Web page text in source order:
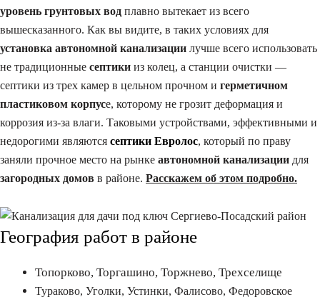
уровень грунтовых вод плавно вытекает из всего
вышесказанного. Как вы видите, в таких условиях для
установка автономной канализации лучше всего использовать
не традиционные септики из колец, а станции очистки —
септики из трех камер в цельном прочном и герметичном
пластиковом корпусе, которому не грозит деформация и
коррозия из-за влаги. Таковыми устройствами, эффективными и
недорогими являются септики Евролос, который по праву
заняли прочное место на рынке автономной канализации для
загородных домов в районе. Расскажем об этом подробно.
География работ в районе
Топорково, Торгашино, Торжнево, Трехселище
Тураково, Уголки, Устинки, Фалисово, Федоровское